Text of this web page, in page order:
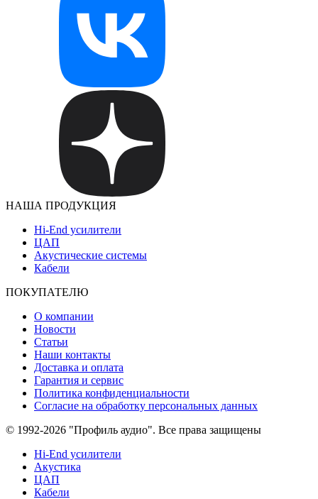
НАША ПРОДУКЦИЯ
Hi-End усилители
ЦАП
Акустические системы
Кабели
ПОКУПАТЕЛЮ
О компании
Новости
Статьи
Наши контакты
Доставка и оплата
Гарантия и сервис
Политика конфиденциальности
Согласие на обработку персональных данных
© 1992-2026 "Профиль аудио". Все права защищены
Hi-End усилители
Акустика
ЦАП
Кабели